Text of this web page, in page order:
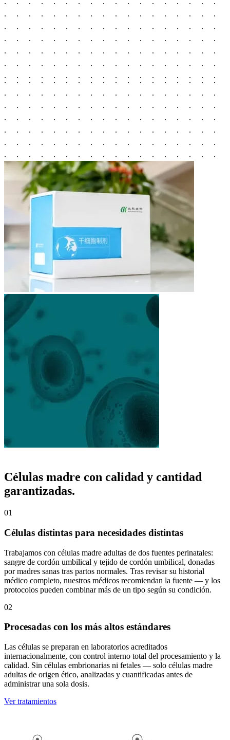
Células madre con calidad y cantidad
garantizadas.
01
Células distintas para necesidades distintas
Trabajamos con células madre adultas de dos fuentes perinatales:
sangre de cordón umbilical y tejido de cordón umbilical, donadas
por madres sanas tras partos normales. Tras revisar su historial
médico completo, nuestros médicos recomiendan la fuente — y los
protocolos pueden combinar más de un tipo según su condición.
02
Procesadas con los más altos estándares
Las células se preparan en laboratorios acreditados
internacionalmente, con control interno total del procesamiento y la
calidad. Sin células embrionarias ni fetales — solo células madre
adultas de origen ético, analizadas y cuantificadas antes de
administrar una sola dosis.
Ver tratamientos